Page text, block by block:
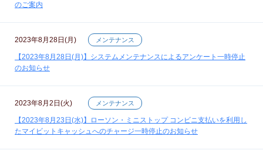
のご案内
2023年8月28日(月) メンテナンス
【2023年8月28日(月)】システムメンテナンスによるアンケート一時停止
のお知らせ
2023年8月2日(火) メンテナンス
【2023年8月23日(水)】ローソン・ミニストップ コンビニ支払いを利用し
たマイビットキャッシュへのチャージ一時停止のお知らせ